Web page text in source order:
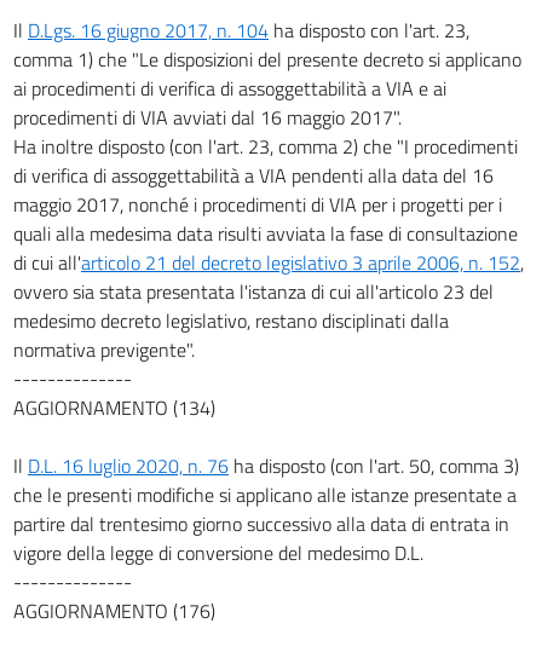
SEZIONE IV
DISPOSIZIONI TRANSITORIE E FINALI
170
171
172
173
174
175
176
PARTE QUARTA
NORME IN MATERIA DI GESTIONE DEI RIFIUTI E DI BONIFICA DEI SITI
GESTIONE DEI RIFIUTI
DISPOSIZIONI GENERALI
177
178
178 bis
178 ter
Il D.Lgs. 16 giugno 2017, n. 104 ha disposto con l'art. 23,
comma 1) che "Le disposizioni del presente decreto si applicano
ai procedimenti di verifica di assoggettabilità a VIA e ai
procedimenti di VIA avviati dal 16 maggio 2017".
Ha inoltre disposto (con l'art. 23, comma 2) che "I procedimenti
di verifica di assoggettabilità a VIA pendenti alla data del 16
maggio 2017, nonché i procedimenti di VIA per i progetti per i
quali alla medesima data risulti avviata la fase di consultazione
di cui all'articolo 21 del decreto legislativo 3 aprile 2006, n. 152,
ovvero sia stata presentata l'istanza di cui all'articolo 23 del
medesimo decreto legislativo, restano disciplinati dalla
normativa previgente".
--------------
AGGIORNAMENTO (134)
Il D.L. 16 luglio 2020, n. 76 ha disposto (con l'art. 50, comma 3)
che le presenti modifiche si applicano alle istanze presentate a
partire dal trentesimo giorno successivo alla data di entrata in
vigore della legge di conversione del medesimo D.L.
--------------
AGGIORNAMENTO (176)